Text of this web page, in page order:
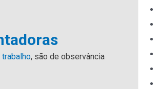
, são de observância